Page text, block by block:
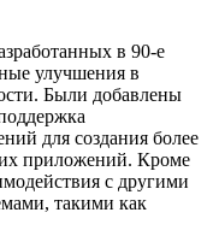
в 90-е
улучшения в
Были добавлены
для создания более
приложений. Кроме
с другими
такими как